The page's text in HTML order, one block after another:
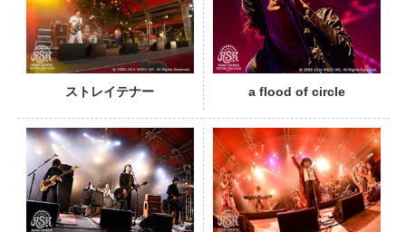
ストレイテナー a flood of circle
PHOTO